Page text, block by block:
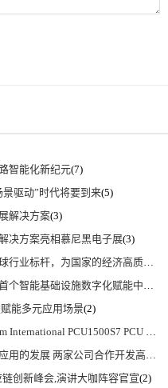
智能化新纪元(7)
驱动”时代将要到来(5)
解决方案(3)
决方案亮相慕尼黑电子展(3)
贡献更大力量|上海电气集团党委书记、董事长吴磊来访
智能基础设施数字化赋能中心
能多元应用场景(2)
PCU1500S7 PCU 1500 S7 V4.5.0
能储能和太阳能组串式逆变器方案 以实现可持续的未来
链创新峰会,演讲大咖阵容官宣(2)